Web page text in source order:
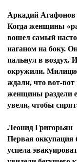
Аркадий Агафонов
Когда женщины
вошел самый
наганом на боку.
пальнул в воздух.
окружили.
ждали, что вот-
женщины раздели
увели, чтобы
Леонид Григорьян
Первая оккупация
успела